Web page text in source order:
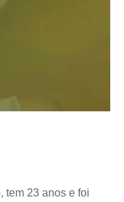
tem 23 anos e foi